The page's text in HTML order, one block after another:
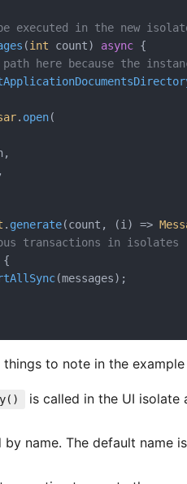
in the new
(int count) async {
here because the
. open(
,
. generate(count, (i) =>
transactions in isolates
{
(messages);
to note in the
is called in the UI
name. The default name is